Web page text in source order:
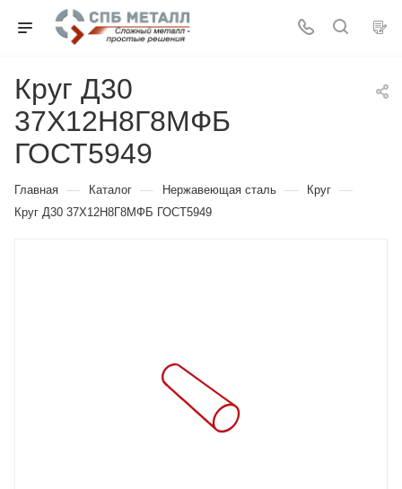
Круг Д30
37Х12Н8Г8МФБ
ГОСТ5949
Главная — Каталог — Нержавеющая сталь — Круг —
Круг Д30 37Х12Н8Г8МФБ ГОСТ5949